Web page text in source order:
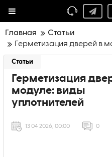
Главная
Статьи
Герметизация дверей в
Статьи
Герметизация
модуле: виды
уплотнителей
13 04 2026, 00:00 0